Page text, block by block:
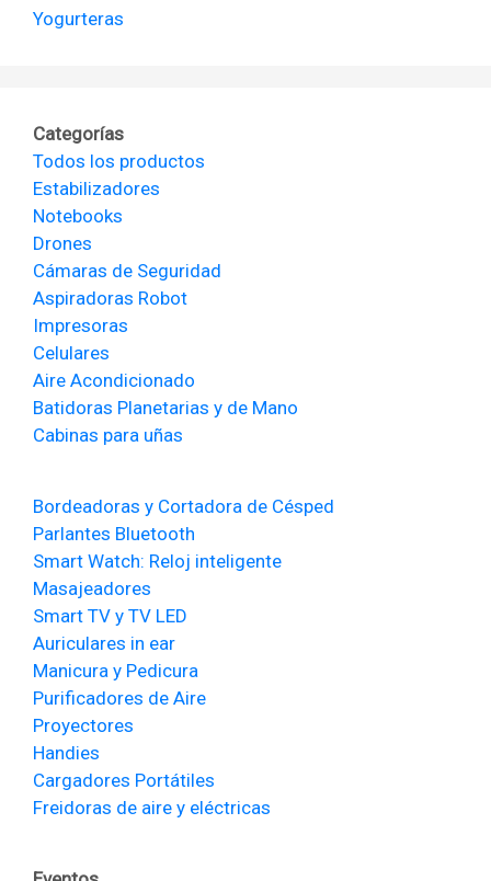
Yogurteras
Categorías
Todos los productos
Estabilizadores
Notebooks
Drones
Cámaras de Seguridad
Aspiradoras Robot
Impresoras
Celulares
Aire Acondicionado
Batidoras Planetarias y de Mano
Cabinas para uñas
Bordeadoras y Cortadora de Césped
Parlantes Bluetooth
Smart Watch: Reloj inteligente
Masajeadores
Smart TV y TV LED
Auriculares in ear
Manicura y Pedicura
Purificadores de Aire
Proyectores
Handies
Cargadores Portátiles
Freidoras de aire y eléctricas